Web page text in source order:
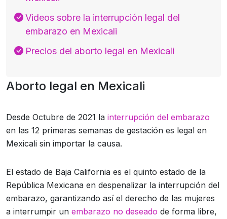
Videos sobre la interrupción legal del
embarazo en Mexicali
Precios del aborto legal en Mexicali
Aborto legal en Mexicali
Desde Octubre de 2021 la interrupción del embarazo
en las 12 primeras semanas de gestación es legal en
Mexicali sin importar la causa.
El estado de Baja California es el quinto estado de la
República Mexicana en despenalizar la interrupción del
embarazo, garantizando así el derecho de las mujeres
a interrumpir un embarazo no deseado de forma libre,